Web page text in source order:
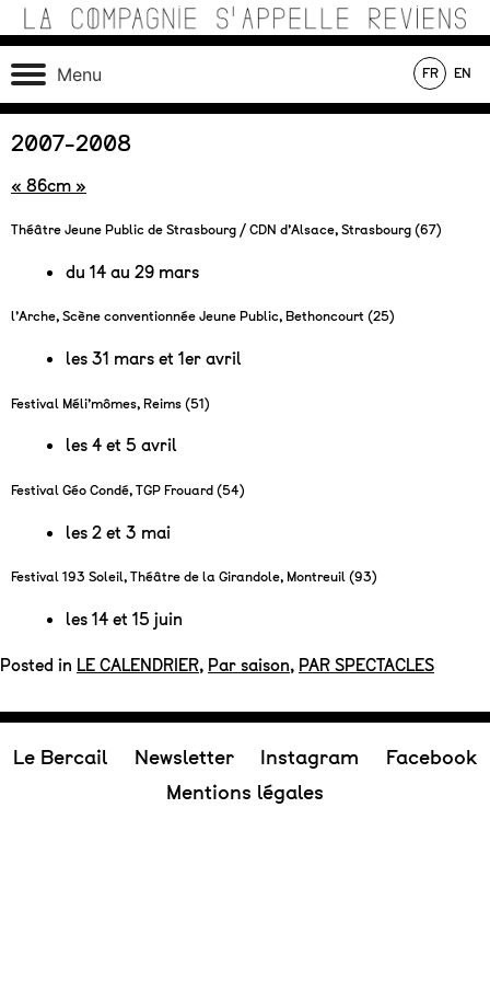
Skip
to
contentLa Compagnie s'Appelle
Théâtre de recherche où se croisent marionnettes,
matériaux, machines, acteurs et compositions sonores au
service d’une écriture poétique.
Menu FR EN
En tournée
2007-2008
« 86cm »
Théâtre Jeune Public de Strasbourg / CDN d’Alsace, Strasbourg (67)
du 14 au 29 mars
l’Arche, Scène conventionnée Jeune Public, Bethoncourt (25)
les 31 mars et 1er avril
Festival Méli’mômes, Reims (51)
les 4 et 5 avril
Festival Géo Condé, TGP Frouard (54)
les 2 et 3 mai
Festival 193 Soleil, Théâtre de la Girandole, Montreuil (93)
les 14 et 15 juin
Posted in LE CALENDRIER,Par saison,PAR SPECTACLES
Le Bercail Newsletter Instagram
Facebook
Mentions légales